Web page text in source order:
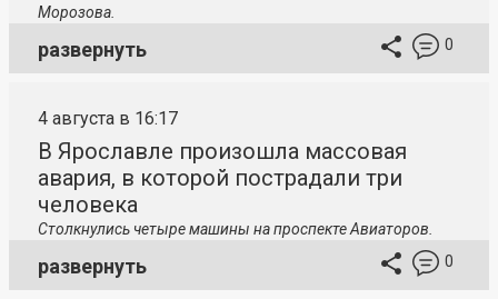
Морозова.
развернуть 0
4 августа в 16:17
В Ярославле произошла массовая
авария, в которой пострадали три
человека
Столкнулись четыре машины на проспекте Авиаторов.
развернуть 0